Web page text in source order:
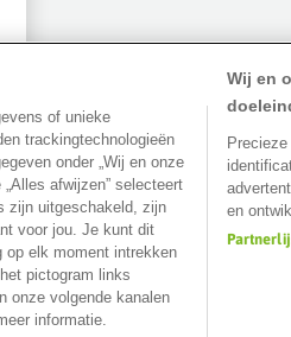
Klantbeoordelingen
Affiliate
of unieke
trackingtechnologieën
onder „Wij en onze
afwijzen” selecteert
zijn uitgeschakeld, zijn
voor jou. Je kunt dit
op elk moment intrekken
pictogram links
onze volgende kanalen
informatie.
Wij en
en